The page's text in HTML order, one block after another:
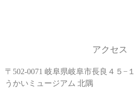
アクセス
〒502-0071 岐阜県岐阜市長良４５−１
うかいミュージアム 北隅